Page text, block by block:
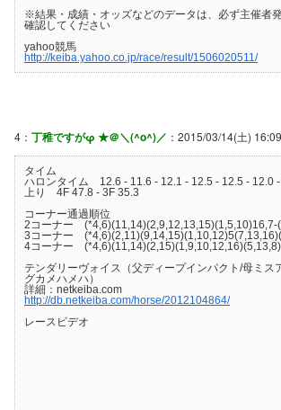
※結果・成績・オッズなどのデータは、必ず主催者
確認してください
yahoo競馬
http://keiba.yahoo.co.jp/race/result/1506020511/
4： 丁稚ですがφ ★＠＼(^o^)／ ：2015/03/14(土)
タイム
ハロンタイム 12.6 - 11.6 - 12.1 - 12.5 - 12.5 - 12.0
上り 4F 47.8 - 3F 35.3
コーナー通過順位
2コーナー (*4,6)(11,14)(2,9,12,13,15)(1,5,10)16,7-
3コーナー
4コーナー
テンダリーヴォイス（父ディープインパクト/母ミス
グカメハメハ）
詳細：netkeiba.com
http://db.netkeiba.com/horse/2012104864/
レースビデオ